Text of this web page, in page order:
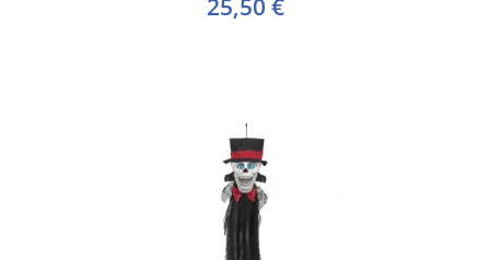
25,50 €